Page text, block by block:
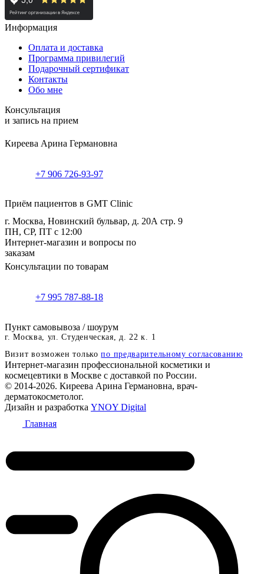
Информация
Оплата и доставка
Программа привилегий
Подарочный сертификат
Контакты
Обо мне
Консультация
и запись на прием
Киреева Арина Германовна
+7 906 726-93-97
Приём пациентов в GMT Clinic
г. Москва, Новинский бульвар, д. 20А стр. 9
ПН, СР, ПТ с 12:00
Интернет-магазин и вопросы по
заказам
Консультации по товарам
+7 995 787-88-18
Пункт самовывоза / шоурум
г. Москва, ул. Студенческая, д. 22 к. 1
Визит возможен толькопо предварительному согласованию
Интернет-магазин профессиональной косметики и
космецевтики в Москве с доставкой по России.
© 2014-2026. Киреева Арина Германовна, врач-
дерматокосметолог.
Дизайн и разработка YNOY Digital
Главная